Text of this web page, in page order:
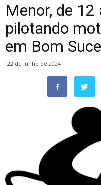
Menor, de
pilotando
em Bom
22 de junho de 2024